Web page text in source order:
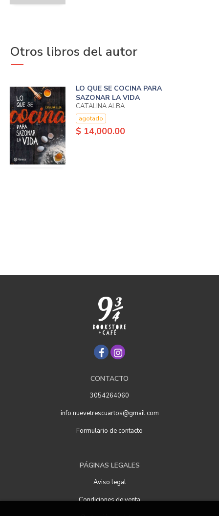
Otros libros del autor
LO QUE SE COCINA PARA
SAZONAR LA VIDA
CATALINA ALBA
agotado
$ 14,000.00
CONTACTO
3054264060
info.nuevetrescuartos@gmail.com
Formulario de contacto
PÁGINAS LEGALES
Aviso legal
Condiciones de venta